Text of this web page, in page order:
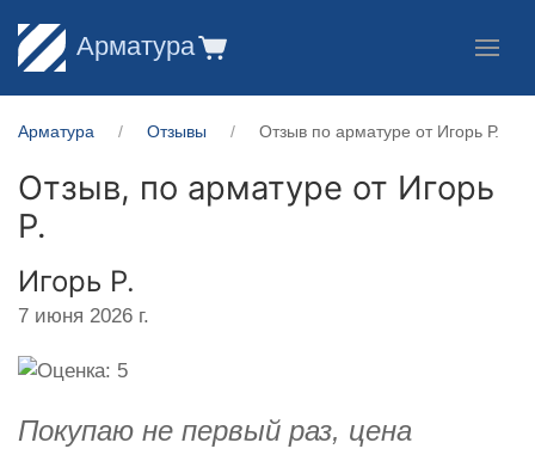
Арматура
Арматура Отзывы Отзыв по арматуре от Игорь Р.
Отзыв, по арматуре от Игорь
Р.
Игорь Р.
7 июня 2026 г.
Покупаю не первый раз, цена